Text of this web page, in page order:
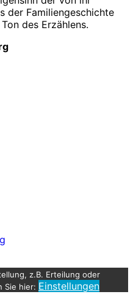
der Familiengeschichte
des Erzählens.
z.B. Erteilung oder
Sie hier: Einstellungen